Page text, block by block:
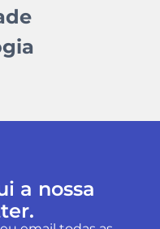
a nossa